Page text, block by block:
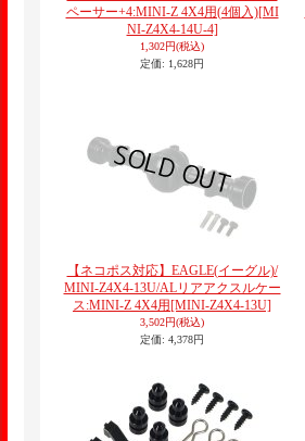
ペーサー+4:MINI-Z 4X4用(4個入)[MI
NI-Z4X4-14U-4]
1,302円(税込)
定価: 1,628円
【ネコポス対応】EAGLE(イーグル)/
MINI-Z4X4-13U/ALリアアクスルケー
ス:MINI-Z 4X4用 [MINI-Z4X4-13U]
3,502円(税込)
定価: 4,378円